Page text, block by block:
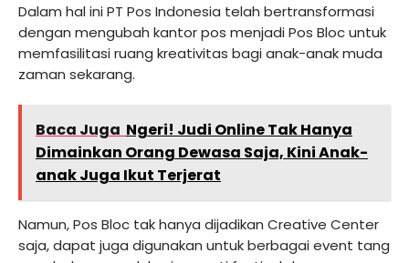
Dalam hal ini PT Pos Indonesia telah bertransformasi
dengan mengubah kantor pos menjadi Pos Bloc untuk
memfasilitasi ruang kreativitas bagi anak-anak muda
zaman sekarang.
Baca Juga Ngeri! Judi Online Tak Hanya
Dimainkan Orang Dewasa Saja, Kini Anak-
anak Juga Ikut Terjerat
Namun, Pos Bloc tak hanya dijadikan Creative Center
saja, dapat juga digunakan untuk berbagai event tang